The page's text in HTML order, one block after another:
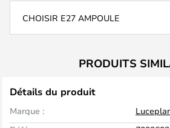
CHOISIR E27 AMPOULE
PRODUITS
Détails du produit
Marque :